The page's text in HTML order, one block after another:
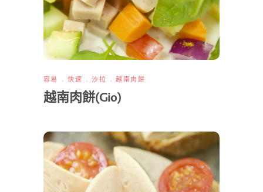
容易 快速 沙拉 越南肉餅
越南肉餅(Gio)